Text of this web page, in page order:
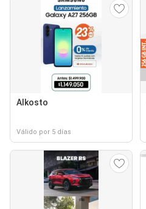
Alkosto
Válido por 5 días